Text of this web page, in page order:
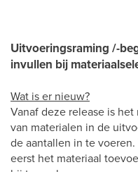
Uitvoeringsraming /-
invullen bij
Wat is er nieuw?
Vanaf deze release is
van materialen in de
de aantallen in te
eerst het materiaal